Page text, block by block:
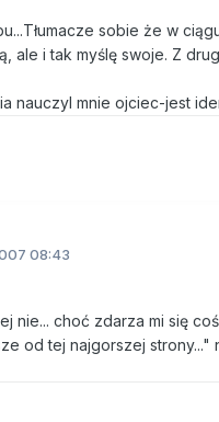
sobie że w
ale i tak myślę swoje. Z
nauczyl mnie ojciec-jest
08:43
nie... choć zdarza mi się
od tej najgorszej